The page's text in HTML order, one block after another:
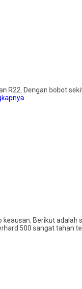
R22. Dengan bobot
Berikut adalah
500 sangat tahan